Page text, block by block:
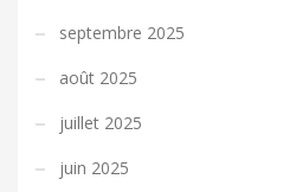
septembre 2025
août 2025
juillet 2025
juin 2025